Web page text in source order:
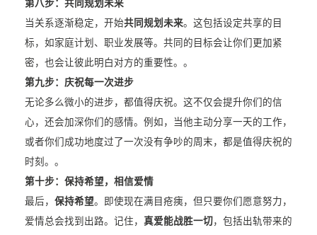
第八步：共同规划未来
当关系逐渐稳定，开始共同规划未来。这包括设定共享的目
标，如家庭计划、职业发展等。共同的目标会让你们更加紧
密，也会让彼此明白对方的重要性。。
第九步：庆祝每一次进步
无论多么微小的进步，都值得庆祝。这不仅会提升你们的信
心，还会加深你们的感情。例如，当他主动分享一天的工作，
或者你们成功地度过了一次没有争吵的周末，都是值得庆祝的
时刻。。
第十步：保持希望，相信爱情
最后， 保持希望。即使现在满目疮痍，但只要你们愿意努力，
爱情总会找到出路。记住， 真爱能战胜一切，包括出轨带来的